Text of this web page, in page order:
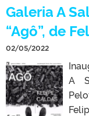
Galeria A
“Agô”, de
02/05/2022
A